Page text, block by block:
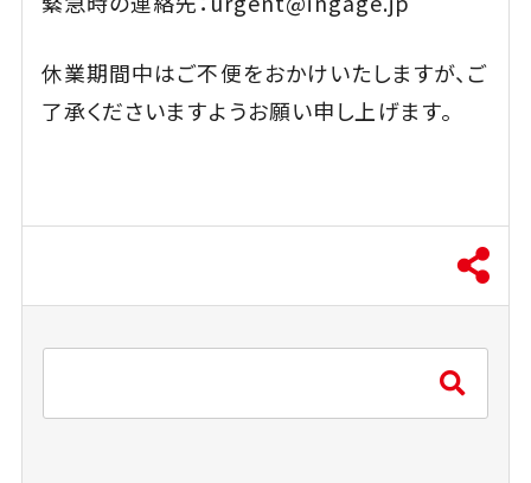
休業期間中はご不便をおかけいたしますが、ご
了承くださいますようお願い申し上げます。